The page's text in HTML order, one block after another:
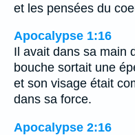
et les pensées du
Apocalypse 1:16
Il avait dans sa main
bouche sortait une
et son visage était
dans sa force.
Apocalypse 2:16